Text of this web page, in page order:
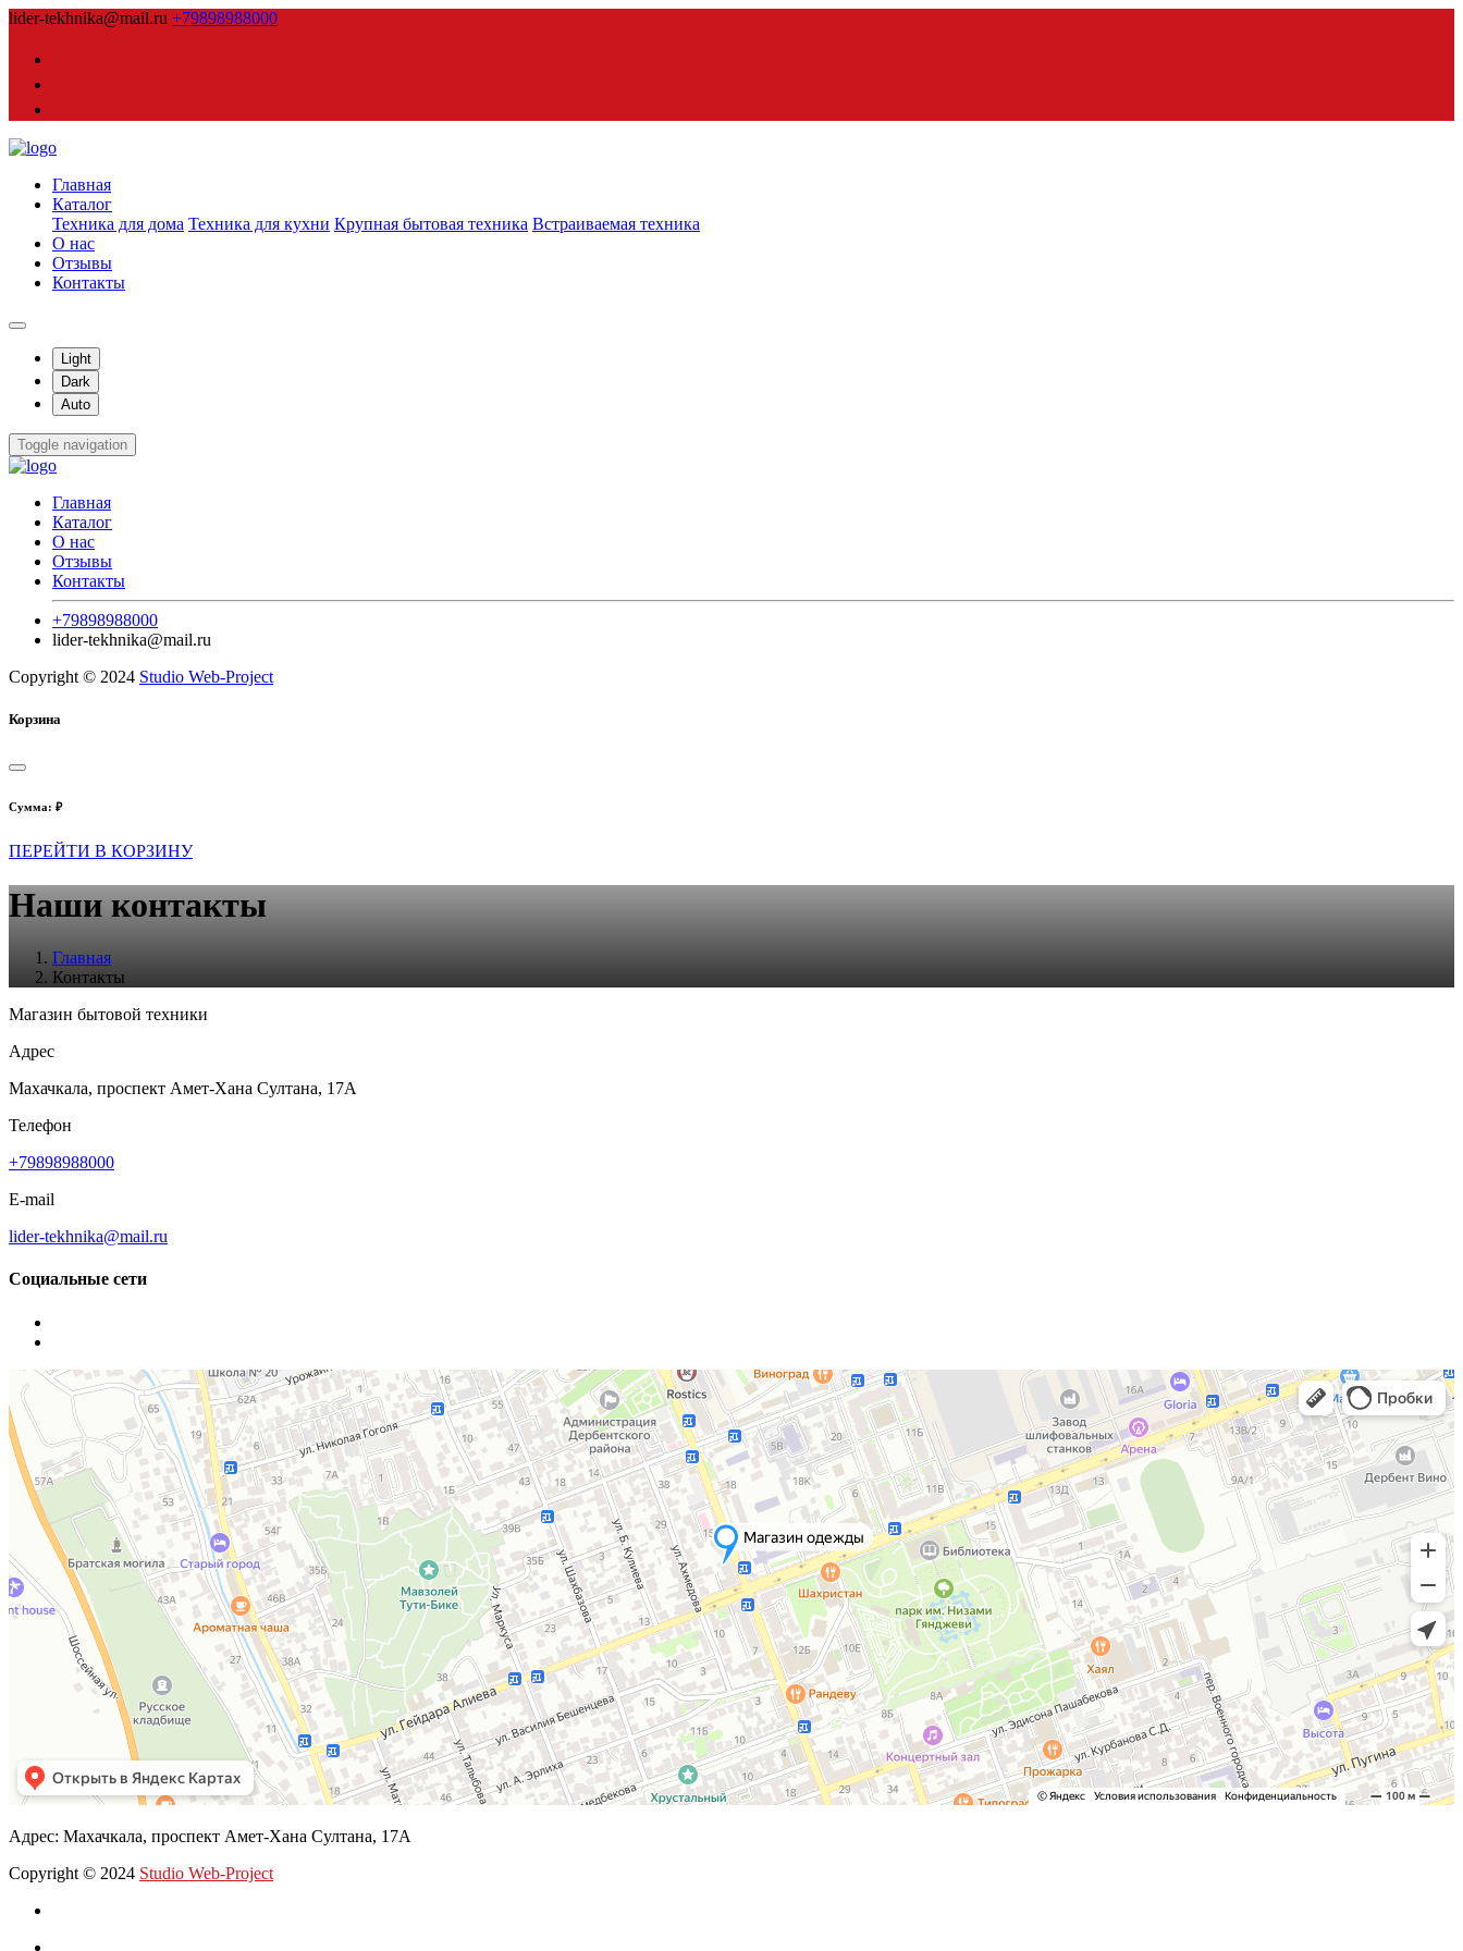
lider-tekhnika@mail.ru +79898988000
Главная
Каталог
Техника для дома Техника для кухни Крупная бытовая техника Встраиваемая техника
О нас
Отзывы
Контакты
Light
Dark
Auto
Toggle navigation
Главная
Каталог
О нас
Отзывы
Контакты
+79898988000
lider-tekhnika@mail.ru
Copyright © 2024 Studio Web-Project
Корзина
Сумма: ₽
ПЕРЕЙТИ В КОРЗИНУ
Наши контакты
Главная
Контакты
Магазин бытовой техники
Адрес
Махачкала, проспект Амет-Хана Султана, 17А
Телефон
+79898988000
E-mail
lider-tekhnika@mail.ru
Социальные сети
Адрес: Махачкала, проспект Амет-Хана Султана, 17А
Copyright © 2024 Studio Web-Project